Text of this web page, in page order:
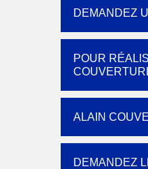
DEMANDEZ
POUR
ALAIN
DEMANDEZ